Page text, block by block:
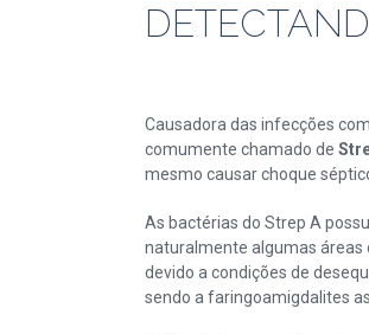
Causadora das infecções
comumente chamado de
mesmo causar choque
As bactérias do Strep A
naturalmente algumas áreas
devido a condições de
sendo a faringoamigdalites